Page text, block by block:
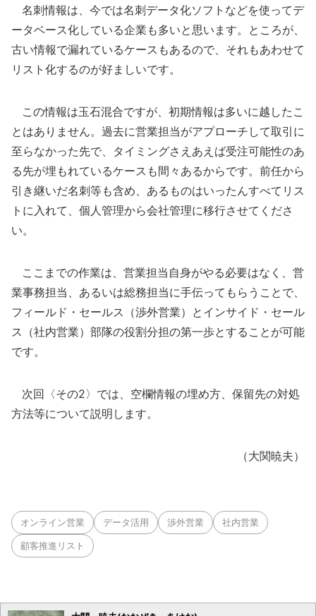
名刺情報は、今では名刺データ化ソフトなどを使ってデ
ータベース化している企業も多いと思います。ところが、
古い情報で漏れているケースもあるので、それもあわせて
リスト化するのが好ましいです。
この情報は玉石混合ですが、初期情報は多いに越したこ
とはありません。過去に営業担当がアプローチして取引に
至らなかった先で、タイミングさえあえば受注可能性のあ
る先が埋もれているケースも間々あるからです。前任から
引き継いだ名刺等も含め、あるものはいったんすべてリス
トに入れて、個人管理から会社管理に移行させてくださ
い。
ここまでの作業は、営業担当自身がやる必要はなく、営
業事務担当、あるいは総務担当に手伝ってもらうことで、
フィールド・セールス（渉外営業）とインサイド・セール
ス（社内営業）部隊の役割分担の第一歩とすることが可能
です。
次回〈その2〉では、空欄情報の埋め方、保留先の対処
方法等について説明します。
（大関暁夫）
オンライン営業 データ活用 渉外営業 社内営業
顧客推進リスト